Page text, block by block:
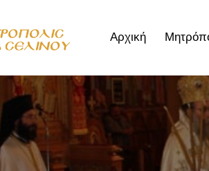
Αρχική
Αρχική Μητρόπολις